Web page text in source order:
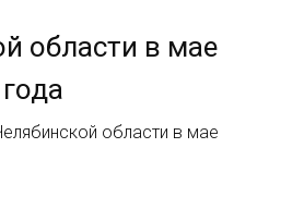
области в мае
области в мае